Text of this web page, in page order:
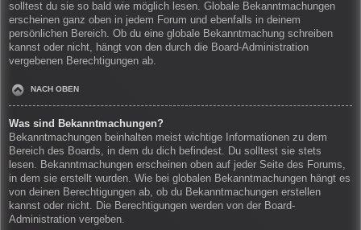
solltest du sie so bald wie möglich lesen. Globale Bekanntmachungen
erscheinen ganz oben in jedem Forum und ebenfalls in deinem
persönlichen Bereich. Ob du eine globale Bekanntmachung schreiben
kannst oder nicht, hängt von den durch die Board-Administration
vergebenen Berechtigungen ab.
NACH OBEN
Was sind Bekanntmachungen?
Bekanntmachungen beinhalten meist wichtige Informationen zu dem
Bereich des Boards, in dem du dich befindest. Du solltest sie stets
lesen. Bekanntmachungen erscheinen oben auf jeder Seite des Forums,
in dem sie erstellt wurden. Wie bei globalen Bekanntmachungen hängt es
von deinen Berechtigungen ab, ob du Bekanntmachungen erstellen
kannst oder nicht. Die Berechtigungen werden von der Board-
Administration vergeben.